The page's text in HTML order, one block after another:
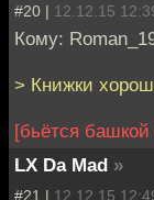
#20 | 12.12.15
Кому:
> Книжки
[бьётся башкой
LX Da Mad »
#21 | 12.12.15